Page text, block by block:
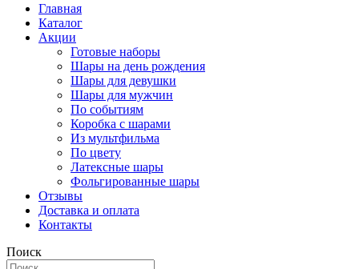
Главная
Каталог
Акции
Готовые наборы
Шары на день рождения
Шары для девушки
Шары для мужчин
По событиям
Коробка с шарами
Из мультфильма
По цвету
Латексные шары
Фольгированные шары
Отзывы
Доставка и оплата
Контакты
Поиск